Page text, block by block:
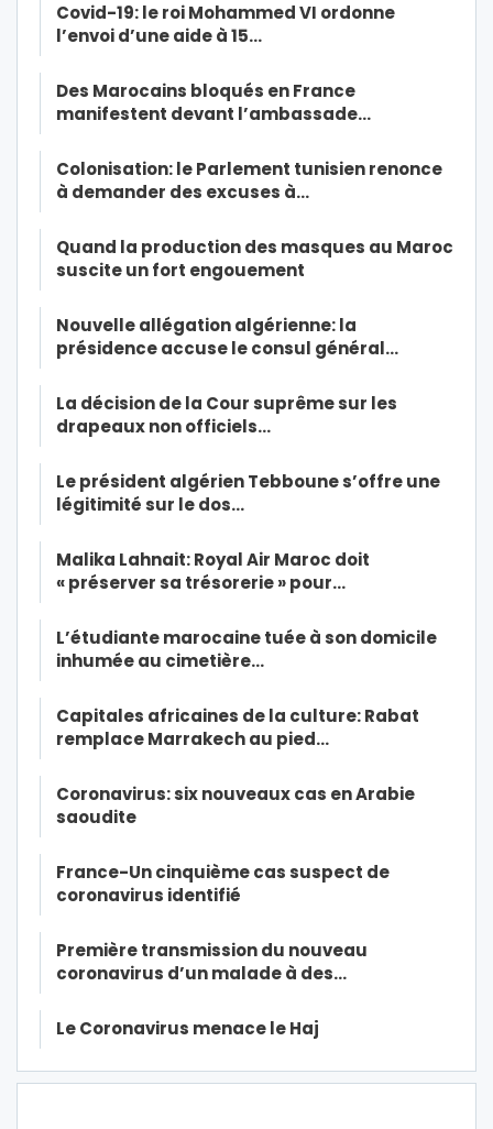
Covid-19: le roi Mohammed VI ordonne
l’envoi d’une aide à 15…
Des Marocains bloqués en France
manifestent devant l’ambassade…
Colonisation: le Parlement tunisien renonce
à demander des excuses à…
Quand la production des masques au Maroc
suscite un fort engouement
Nouvelle allégation algérienne: la
présidence accuse le consul général…
La décision de la Cour suprême sur les
drapeaux non officiels…
Le président algérien Tebboune s’offre une
légitimité sur le dos…
Malika Lahnait: Royal Air Maroc doit
« préserver sa trésorerie » pour…
L’étudiante marocaine tuée à son domicile
inhumée au cimetière…
Capitales africaines de la culture: Rabat
remplace Marrakech au pied…
Coronavirus: six nouveaux cas en Arabie
saoudite
France-Un cinquième cas suspect de
coronavirus identifié
Première transmission du nouveau
coronavirus d’un malade à des…
Le Coronavirus menace le Haj